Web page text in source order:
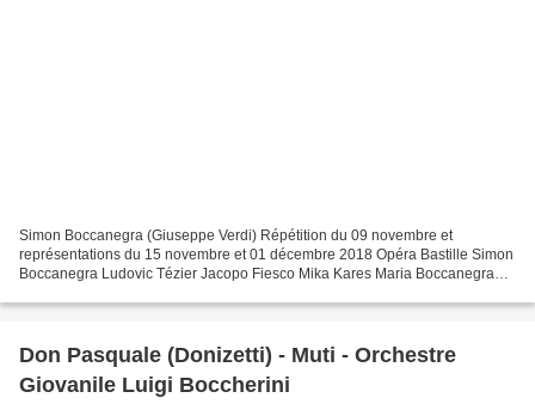
Simon Boccanegra (Giuseppe Verdi) Répétition du 09 novembre et
représentations du 15 novembre et 01 décembre 2018 Opéra Bastille Simon
Boccanegra Ludovic Tézier Jacopo Fiesco Mika Kares Maria Boccanegra
Don Pasquale (Donizetti) - Muti - Orchestre
Giovanile Luigi Boccherini